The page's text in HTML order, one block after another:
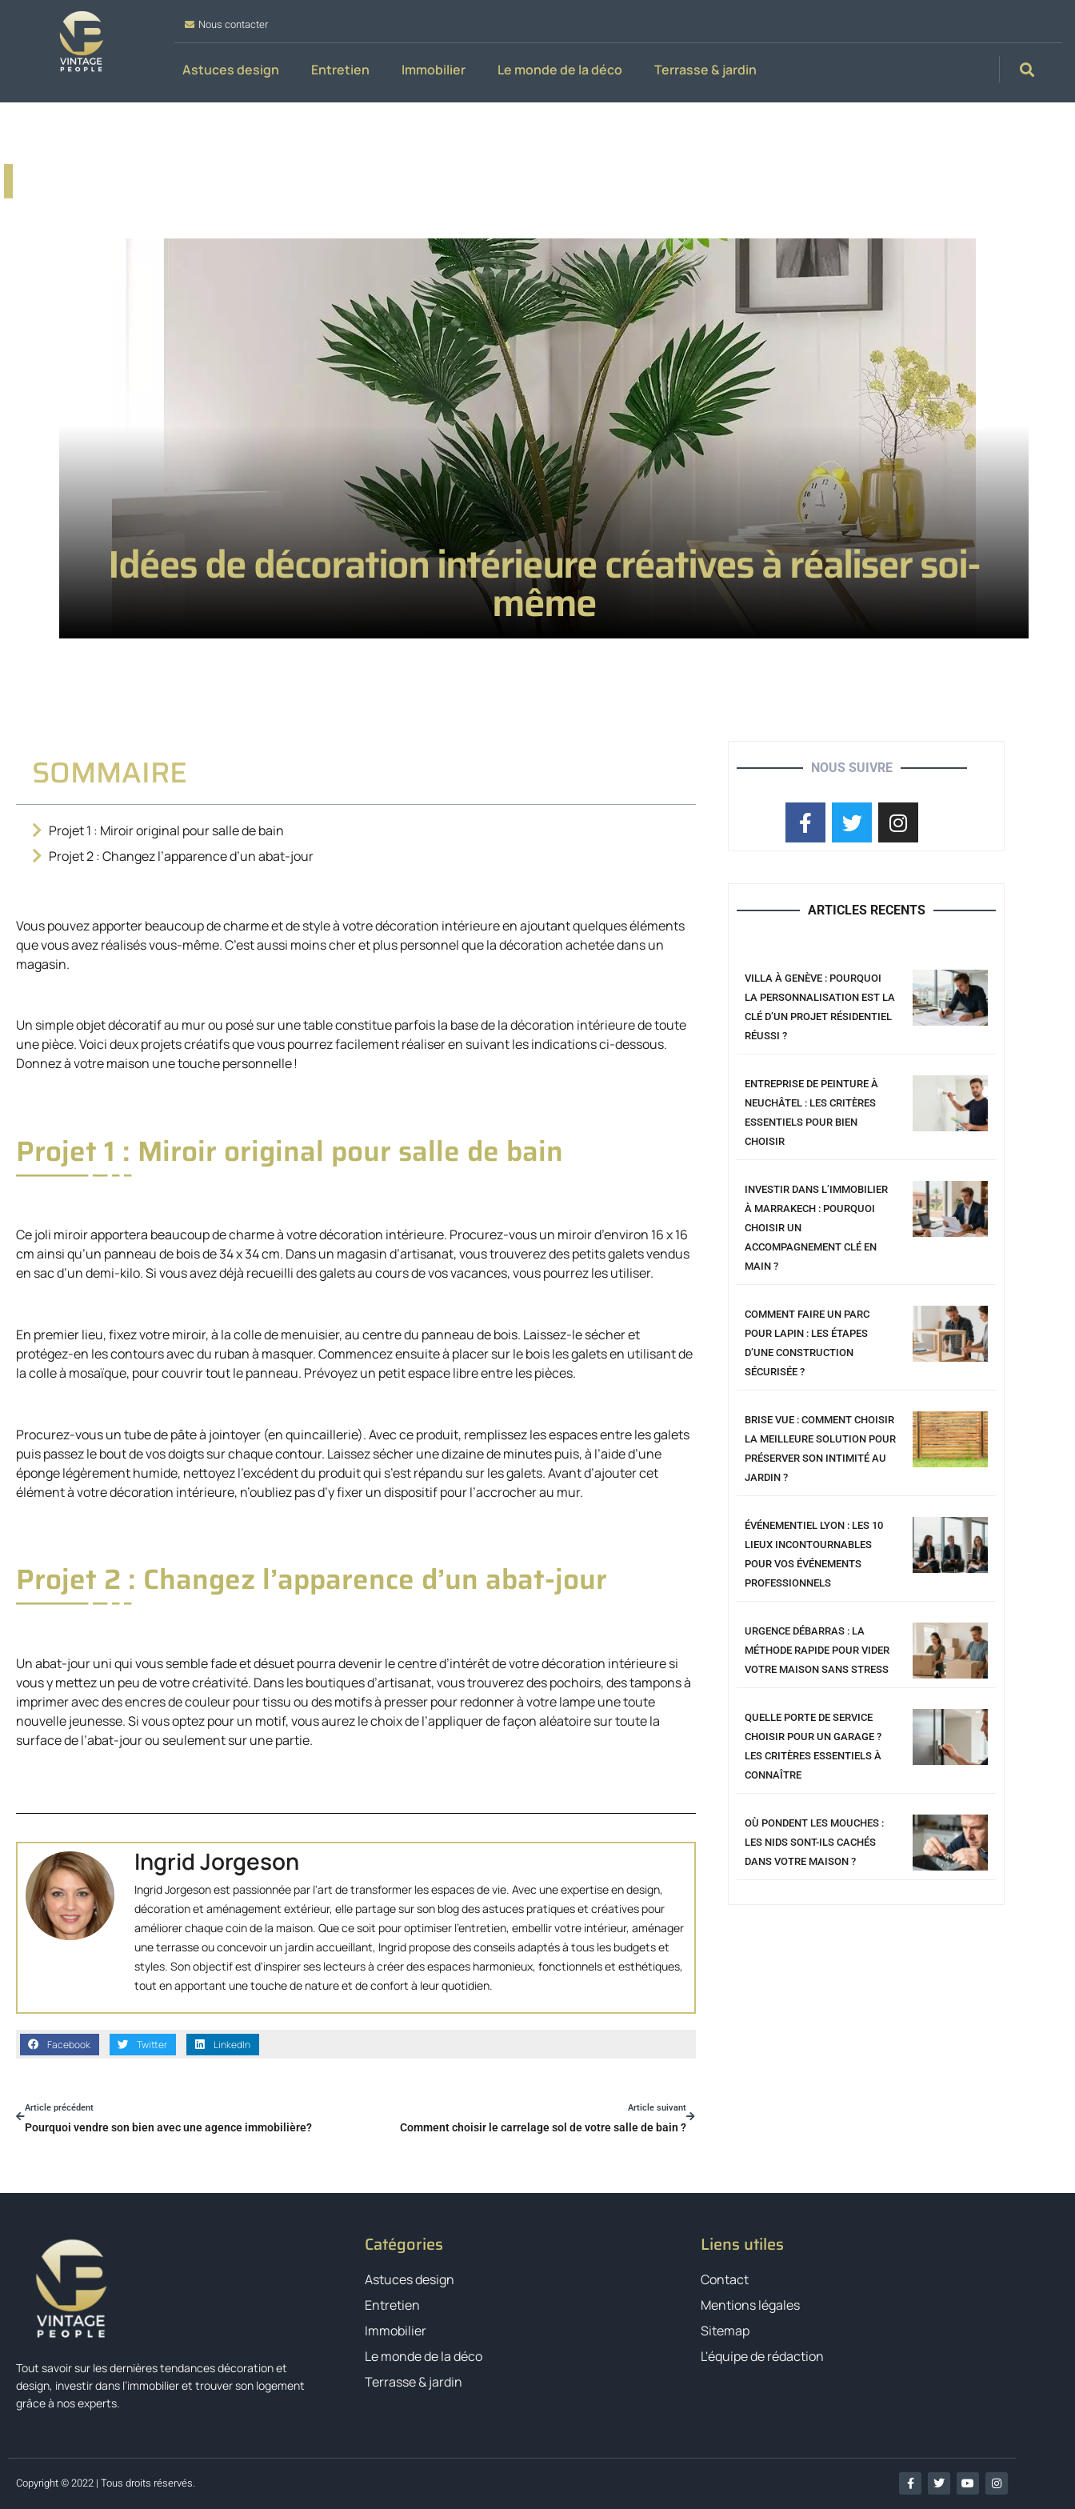
Nous contacter
Astuces design Entretien Immobilier Le monde de la déco Terrasse & jardin
Idées de décoration intérieure créatives à réaliser soi-
même
SOMMAIRE
Projet 1 : Miroir original pour salle de bain
Projet 2 : Changez l’apparence d’un abat-jour
Vous pouvez apporter beaucoup de charme et de style à votre décoration intérieure en ajoutant quelques éléments
que vous avez réalisés vous-même. C’est aussi moins cher et plus personnel que la décoration achetée dans un
magasin.
Un simple objet décoratif au mur ou posé sur une table constitue parfois la base de la décoration intérieure de toute
une pièce. Voici deux projets créatifs que vous pourrez facilement réaliser en suivant les indications ci-dessous.
Donnez à votre maison une touche personnelle !
Projet 1 : Miroir original pour salle de bain
Ce joli miroir apportera beaucoup de charme à votre décoration intérieure. Procurez-vous un miroir d’environ 16 x 16
cm ainsi qu’un panneau de bois de 34 x 34 cm. Dans un magasin d’artisanat, vous trouverez des petits galets vendus
en sac d’un demi-kilo. Si vous avez déjà recueilli des galets au cours de vos vacances, vous pourrez les utiliser.
En premier lieu, fixez votre miroir, à la colle de menuisier, au centre du panneau de bois. Laissez-le sécher et
protégez-en les contours avec du ruban à masquer. Commencez ensuite à placer sur le bois les galets en utilisant de
la colle à mosaïque, pour couvrir tout le panneau. Prévoyez un petit espace libre entre les pièces.
Procurez-vous un tube de pâte à jointoyer (en quincaillerie). Avec ce produit, remplissez les espaces entre les galets
puis passez le bout de vos doigts sur chaque contour. Laissez sécher une dizaine de minutes puis, à l’aide d’une
éponge légèrement humide, nettoyez l’excédent du produit qui s’est répandu sur les galets. Avant d’ajouter cet
élément à votre décoration intérieure, n’oubliez pas d’y fixer un dispositif pour l’accrocher au mur.
Projet 2 : Changez l’apparence d’un abat-jour
Un abat-jour uni qui vous semble fade et désuet pourra devenir le centre d’intérêt de votre décoration intérieure si
vous y mettez un peu de votre créativité. Dans les boutiques d’artisanat, vous trouverez des pochoirs, des tampons à
imprimer avec des encres de couleur pour tissu ou des motifs à presser pour redonner à votre lampe une toute
nouvelle jeunesse. Si vous optez pour un motif, vous aurez le choix de l’appliquer de façon aléatoire sur toute la
surface de l’abat-jour ou seulement sur une partie.
Ingrid Jorgeson
Ingrid Jorgeson est passionnée par l'art de transformer les espaces de vie. Avec une expertise en design,
décoration et aménagement extérieur, elle partage sur son blog des astuces pratiques et créatives pour
améliorer chaque coin de la maison. Que ce soit pour optimiser l’entretien, embellir votre intérieur, aménager
une terrasse ou concevoir un jardin accueillant, Ingrid propose des conseils adaptés à tous les budgets et
styles. Son objectif est d'inspirer ses lecteurs à créer des espaces harmonieux, fonctionnels et esthétiques,
tout en apportant une touche de nature et de confort à leur quotidien.
Facebook Twitter LinkedIn
Article précédent
Pourquoi vendre son bien avec une agence immobilière?
Article suivant
Comment choisir le carrelage sol de votre salle de bain ?
NOUS SUIVRE
ARTICLES RECENTS
VILLA À GENÈVE : POURQUOI
LA PERSONNALISATION EST LA
CLÉ D’UN PROJET RÉSIDENTIEL
RÉUSSI ?
ENTREPRISE DE PEINTURE À
NEUCHÂTEL : LES CRITÈRES
ESSENTIELS POUR BIEN
CHOISIR
INVESTIR DANS L’IMMOBILIER
À MARRAKECH : POURQUOI
CHOISIR UN
ACCOMPAGNEMENT CLÉ EN
MAIN ?
COMMENT FAIRE UN PARC
POUR LAPIN : LES ÉTAPES
D’UNE CONSTRUCTION
SÉCURISÉE ?
BRISE VUE : COMMENT CHOISIR
LA MEILLEURE SOLUTION POUR
PRÉSERVER SON INTIMITÉ AU
JARDIN ?
ÉVÉNEMENTIEL LYON : LES 10
LIEUX INCONTOURNABLES
POUR VOS ÉVÉNEMENTS
PROFESSIONNELS
URGENCE DÉBARRAS : LA
MÉTHODE RAPIDE POUR VIDER
VOTRE MAISON SANS STRESS
QUELLE PORTE DE SERVICE
CHOISIR POUR UN GARAGE ?
LES CRITÈRES ESSENTIELS À
CONNAÎTRE
OÙ PONDENT LES MOUCHES :
LES NIDS SONT-ILS CACHÉS
DANS VOTRE MAISON ?
Tout savoir sur les dernières tendances décoration et
design, investir dans l’immobilier et trouver son logement
grâce à nos experts.
Catégories
Astuces design
Entretien
Immobilier
Le monde de la déco
Terrasse & jardin
Liens utiles
Contact
Mentions légales
Sitemap
L'équipe de rédaction
Copyright © 2022 | Tous droits réservés.